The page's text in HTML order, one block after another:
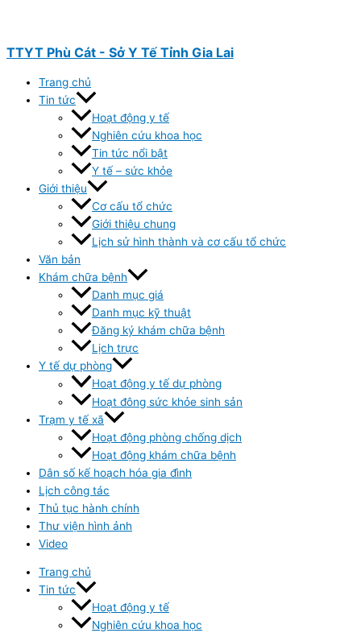
dung
TTYT Phù Cát - Sở Y Tế Tỉnh Gia Lai
Trang chủ
Tin tức
Hoạt động y tế
Nghiên cứu khoa học
Tin tức nổi bật
Y tế – sức khỏe
Giới thiệu
Cơ cấu tổ chức
Giới thiệu chung
Lịch sử hình thành và cơ cấu tổ chức
Văn bản
Khám chữa bệnh
Danh mục giá
Danh mục kỹ thuật
Đăng ký khám chữa bệnh
Lịch trực
Y tế dự phòng
Hoạt động y tế dự phòng
Hoạt đông sức khỏe sinh sản
Trạm y tế xã
Hoạt động phòng chống dịch
Hoạt động khám chữa bệnh
Dân số kế hoạch hóa gia đình
Lịch công tác
Thủ tục hành chính
Thư viện hình ảnh
Video
Trang chủ
Tin tức
Hoạt động y tế
Nghiên cứu khoa học